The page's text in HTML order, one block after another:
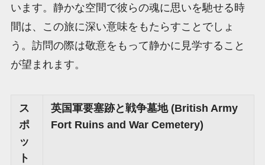
います。静かな空間で彼らの魂に思いを馳せる時
間は、この旅に深い意味をもたらすことでしょ
う。訪問の際は敬意をもって静かに見学すること
が望まれます。
ス
ポ
ッ
ト
英国軍要塞跡と戦争墓地 (British Army
Fort Ruins and War Cemetery)